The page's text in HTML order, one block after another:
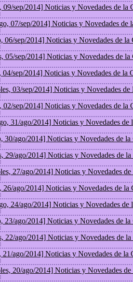
09/sep/2014] Noticias y Novedades de la
07/sep/2014] Noticias y Novedades de
06/sep/2014] Noticias y Novedades de la
05/sep/2014] Noticias y Novedades de la
04/sep/2014] Noticias y Novedades de la
03/sep/2014] Noticias y Novedades de
02/sep/2014] Noticias y Novedades de la
31/ago/2014] Noticias y Novedades de
30/ago/2014] Noticias y Novedades de
29/ago/2014] Noticias y Novedades de
27/ago/2014] Noticias y Novedades
26/ago/2014] Noticias y Novedades de la
24/ago/2014] Noticias y Novedades de
23/ago/2014] Noticias y Novedades de
22/ago/2014] Noticias y Novedades de
21/ago/2014] Noticias y Novedades de la
20/ago/2014] Noticias y Novedades